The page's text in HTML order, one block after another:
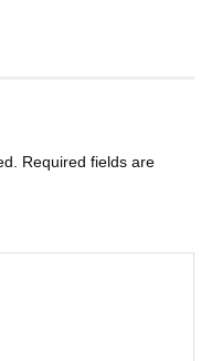
Required fields are